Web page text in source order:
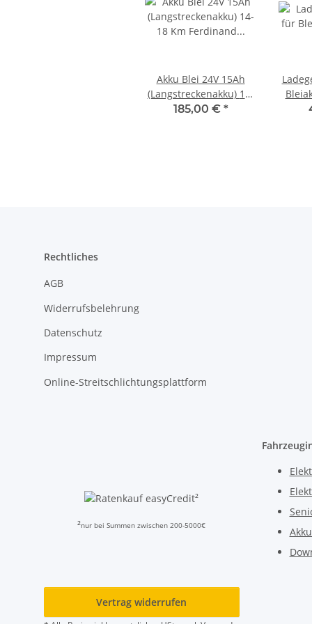
Akku Blei 24V 15Ah
(Langstreckenakku) 14-
18 Km Ferdinand I &
185,00 € *
Rechtliches
AGB
Widerrufsbelehrung
Datenschutz
Impressum
Online-Streitschlichtungsplattform
²
²nur bei Summen zwischen 200-5000€
Vertrag widerrufen